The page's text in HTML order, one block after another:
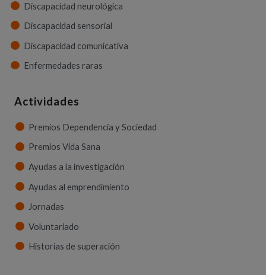
Discapacidad neurológica
Discapacidad sensorial
Discapacidad comunicativa
Enfermedades raras
Actividades
Premios Dependencia y Sociedad
Premios Vida Sana
Ayudas a la investigación
Ayudas al emprendimiento
Jornadas
Voluntariado
Historias de superación